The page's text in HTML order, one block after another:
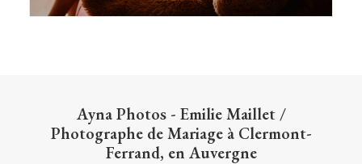
Ayna Photos - Emilie Maillet/
Photographe de Mariage à Clermont-
Ferrand, en Auvergne